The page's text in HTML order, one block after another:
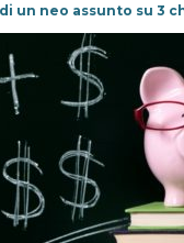
un neo assunto su 3